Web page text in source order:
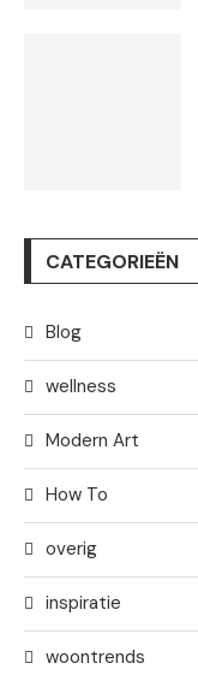
CATEGORIEËN
Blog
wellness
Modern Art
How To
overig
inspiratie
woontrends